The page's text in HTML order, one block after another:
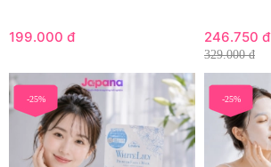
199.000 đ 246.750 đ
329.000 đ
-25% -25%